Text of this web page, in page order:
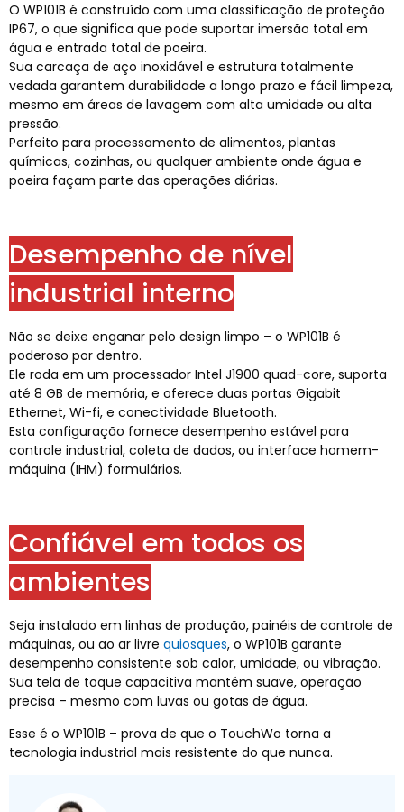
O WP101B é construído com uma classificação de proteção
IP67, o que significa que pode suportar imersão total em
água e entrada total de poeira.
Sua carcaça de aço inoxidável e estrutura totalmente
vedada garantem durabilidade a longo prazo e fácil limpeza,
mesmo em áreas de lavagem com alta umidade ou alta
pressão.
Perfeito para processamento de alimentos, plantas
químicas, cozinhas, ou qualquer ambiente onde água e
poeira façam parte das operações diárias.
Desempenho de nível
industrial interno
Não se deixe enganar pelo design limpo – o WP101B é
poderoso por dentro.
Ele roda em um processador Intel J1900 quad-core, suporta
até 8 GB de memória, e oferece duas portas Gigabit
Ethernet, Wi-fi, e conectividade Bluetooth.
Esta configuração fornece desempenho estável para
controle industrial, coleta de dados, ou interface homem-
máquina (IHM) formulários.
Confiável em todos os
ambientes
Seja instalado em linhas de produção, painéis de controle de
máquinas, ou ao ar livre quiosques, o WP101B garante
desempenho consistente sob calor, umidade, ou vibração.
Sua tela de toque capacitiva mantém suave, operação
precisa – mesmo com luvas ou gotas de água.
Esse é o WP101B – prova de que o TouchWo torna a
tecnologia industrial mais resistente do que nunca.